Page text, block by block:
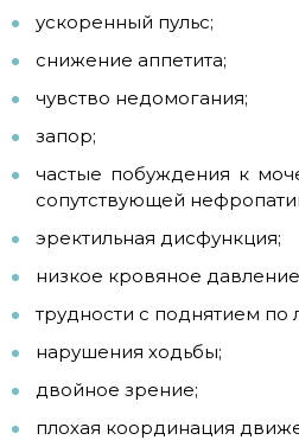
ускоренный пульс;
снижение аппетита;
чувство недомогания;
запор;
частые побуждения к
сопутствующей
эректильная дисфункция;
низкое кровяное давление
трудности с поднятием по
нарушения ходьбы;
двойное зрение;
плохая координация